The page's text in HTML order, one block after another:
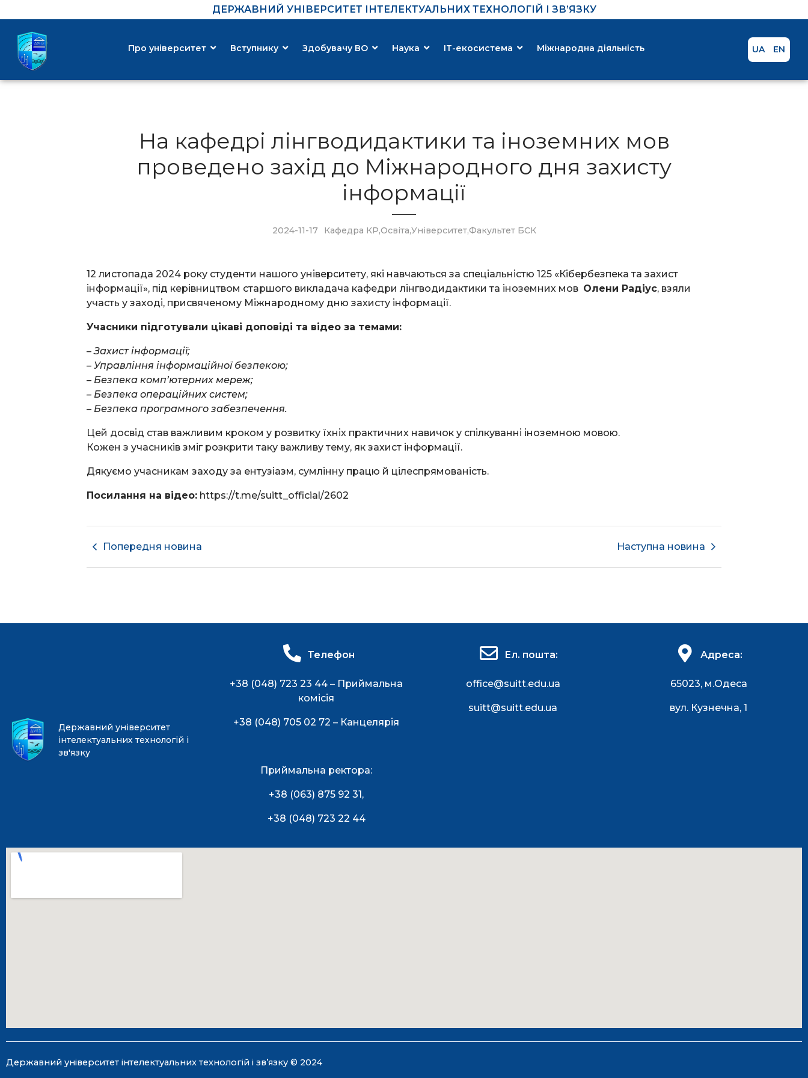
ДЕРЖАВНИЙ УНІВЕРСИТЕТ ІНТЕЛЕКТУАЛЬНИХ ТЕХНОЛОГІЙ І ЗВ’ЯЗКУ
Про університет Вступнику Здобувачу ВО Наука ІТ-екосистема Міжнародна діяльність UA EN
На кафедрі лінгводидактики та іноземних мов
проведено захід до Міжнародного дня захисту
інформації
2024-11-17 Кафедра КР,Освіта,Університет,Факультет БСК
12 листопада 2024 року студенти нашого університету, які навчаються за спеціальністю 125 «Кібербезпека та захист
інформації», під керівництвом старшого викладача кафедри лінгводидактики та іноземних мов Олени Радіус, взяли
участь у заході, присвяченому Міжнародному дню захисту інформації.
Учасники підготували цікаві доповіді та відео за темами:
–Захист інформації;
– Управління інформаційної безпекою;
– Безпека комп’ютерних мереж;
– Безпека операційних систем;
– Безпека програмного забезпечення.
Цей досвід став важливим кроком у розвитку їхніх практичних навичок у спілкуванні іноземною мовою.
Кожен з учасників зміг розкрити таку важливу тему, як захист інформації.
Дякуємо учасникам заходу за ентузіазм, сумлінну працю й цілеспрямованість.
Посилання на відео: https://t.me/suitt_official/2602
Попередня новина Наступна новина
Державний університет
інтелектуальних технологій і
зв'язку
Телефон
+38 (048) 723 23 44 – Приймальна
комісія
+38 (048) 705 02 72 – Канцелярія
Приймальна ректора:
+38 (063) 875 92 31,
+38 (048) 723 22 44
Ел. пошта:
office@suitt.edu.ua
suitt@suitt.edu.ua
Адреса:
65023, м.Одеса
вул. Кузнечна, 1
Державний університет інтелектуальних технологій і зв’язку © 2024